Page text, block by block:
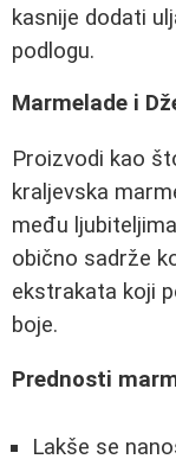
kasnije dodati
podlogu.
Marmelade i
Proizvodi kao
kraljevska
među
obično sadrže
ekstrakata koji
boje.
Prednosti
Lakše se